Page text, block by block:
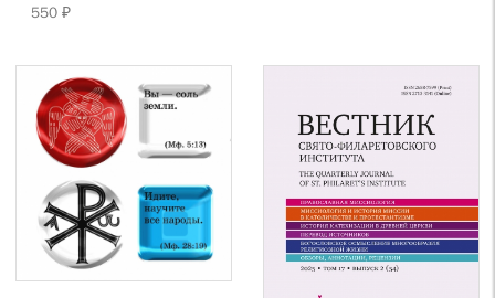
550 ₽